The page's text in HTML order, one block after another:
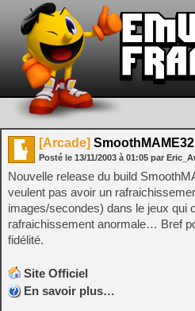
[Arcade]
Posté le 13/11/2003 à 01:05 par
Nouvelle release du build
veulent pas avoir un
images/secondes) dans le jeux qui
rafraichissement anormale… Bref
fidélité.
Site Officiel
En savoir plus…